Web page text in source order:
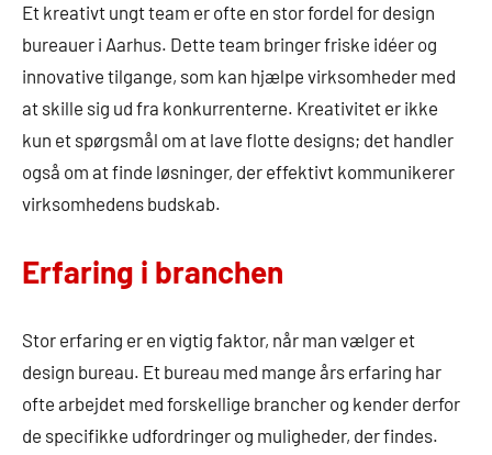
Et kreativt ungt team er ofte en stor fordel for design
bureauer i Aarhus. Dette team bringer friske idéer og
innovative tilgange, som kan hjælpe virksomheder med
at skille sig ud fra konkurrenterne. Kreativitet er ikke
kun et spørgsmål om at lave flotte designs; det handler
også om at finde løsninger, der effektivt kommunikerer
virksomhedens budskab.
Erfaring i branchen
Stor erfaring er en vigtig faktor, når man vælger et
design bureau. Et bureau med mange års erfaring har
ofte arbejdet med forskellige brancher og kender derfor
de specifikke udfordringer og muligheder, der findes.